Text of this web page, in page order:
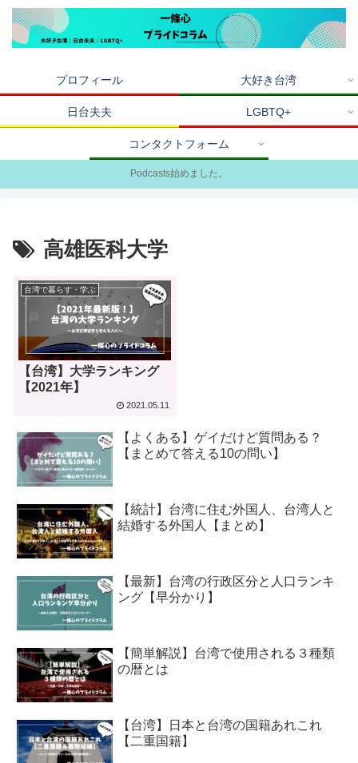
プロフィール 大好き台湾
日台夫夫 LGBTQ+
コンタクトフォーム
Podcasts始めました。
高雄医科大学
台湾で暮らす・学ぶ
【台湾】大学ランキング
【2021年】
2021.05.11
【よくある】ゲイだけど質問ある？
【まとめて答える10の問い】
【統計】台湾に住む外国人、台湾人と
結婚する外国人【まとめ】
【最新】台湾の行政区分と人口ランキ
ング【早分かり】
【簡単解説】台湾で使用される３種類
の暦とは
【台湾】日本と台湾の国籍あれこれ
【二重国籍】